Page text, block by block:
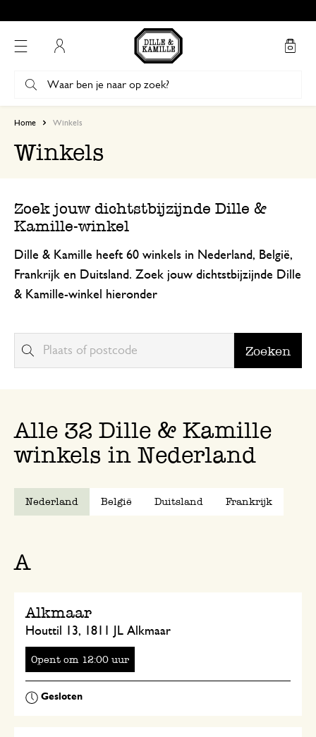
Home Winkels
Winkels
Zoek jouw dichtstbijzijnde Dille &
Kamille-winkel
Dille & Kamille heeft 60 winkels in Nederland, België,
Frankrijk en Duitsland. Zoek jouw dichtstbijzijnde Dille
& Kamille-winkel hieronder
Zoeken
Alle 32 Dille & Kamille
winkels in Nederland
Nederland België Duitsland Frankrijk
A
Opent om uur
Alkmaar
Houttil 13, 1811 JL Alkmaar